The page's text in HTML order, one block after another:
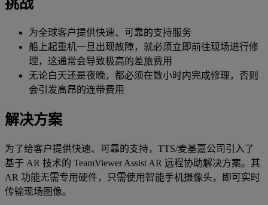
挑战
为全球客户提供快速、可靠的支持服务
船上起重机一旦出现故障，就必须立即前往现场进行修
理，这通常会导致极高的差旅费用
无论白天还是夜晚，都必须在数小时内完成修理，否则
会引发高昂的连带费用
解决方案
为了给客户提供快速、可靠的支持，TTS/麦基嘉公司引入了
基于 AR 技术的 TeamViewer Assist AR 远程协助解决方案。其
AR 功能无需专用硬件，只需使用智能手机摄像头，即可实时
传输现场图像。